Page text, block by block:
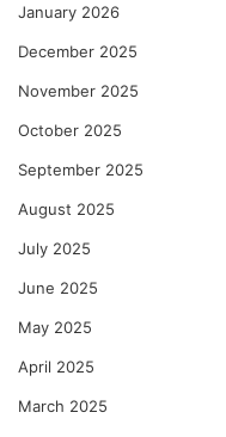
January 2026
December 2025
November 2025
October 2025
September 2025
August 2025
July 2025
June 2025
May 2025
April 2025
March 2025